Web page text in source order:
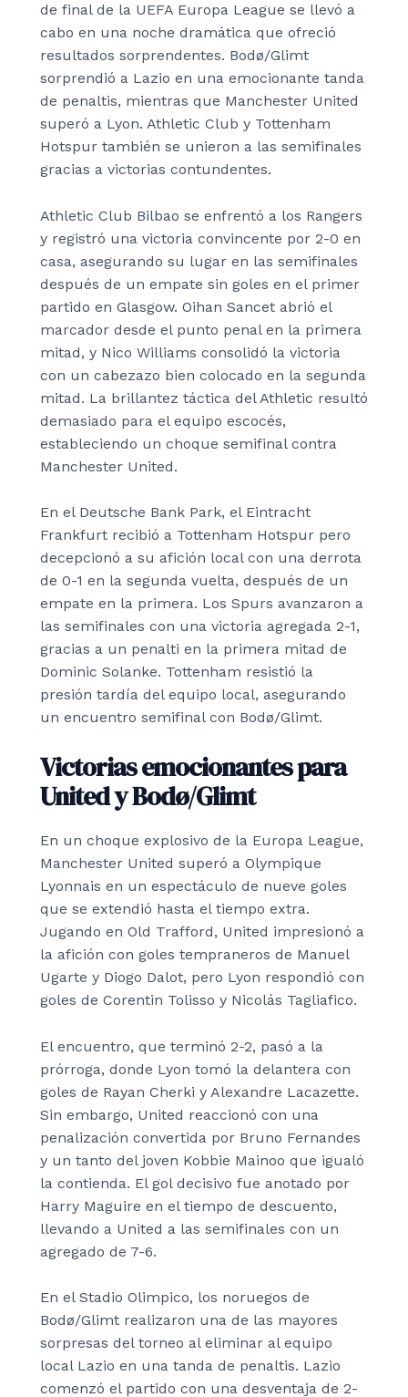
de final de la UEFA Europa League se llevó a
cabo en una noche dramática que ofreció
resultados sorprendentes. Bodø/Glimt
sorprendió a Lazio en una emocionante tanda
de penaltis, mientras que Manchester United
superó a Lyon. Athletic Club y Tottenham
Hotspur también se unieron a las semifinales
gracias a victorias contundentes.
Athletic Club Bilbao se enfrentó a los Rangers
y registró una victoria convincente por 2-0 en
casa, asegurando su lugar en las semifinales
después de un empate sin goles en el primer
partido en Glasgow. Oihan Sancet abrió el
marcador desde el punto penal en la primera
mitad, y Nico Williams consolidó la victoria
con un cabezazo bien colocado en la segunda
mitad. La brillantez táctica del Athletic resultó
demasiado para el equipo escocés,
estableciendo un choque semifinal contra
Manchester United.
En el Deutsche Bank Park, el Eintracht
Frankfurt recibió a Tottenham Hotspur pero
decepcionó a su afición local con una derrota
de 0-1 en la segunda vuelta, después de un
empate en la primera. Los Spurs avanzaron a
las semifinales con una victoria agregada 2-1,
gracias a un penalti en la primera mitad de
Dominic Solanke. Tottenham resistió la
presión tardía del equipo local, asegurando
un encuentro semifinal con Bodø/Glimt.
Victorias emocionantes para
United y Bodø/Glimt
En un choque explosivo de la Europa League,
Manchester United superó a Olympique
Lyonnais en un espectáculo de nueve goles
que se extendió hasta el tiempo extra.
Jugando en Old Trafford, United impresionó a
la afición con goles tempraneros de Manuel
Ugarte y Diogo Dalot, pero Lyon respondió con
goles de Corentin Tolisso y Nicolás Tagliafico.
El encuentro, que terminó 2-2, pasó a la
prórroga, donde Lyon tomó la delantera con
goles de Rayan Cherki y Alexandre Lacazette.
Sin embargo, United reaccionó con una
penalización convertida por Bruno Fernandes
y un tanto del joven Kobbie Mainoo que igualó
la contienda. El gol decisivo fue anotado por
Harry Maguire en el tiempo de descuento,
llevando a United a las semifinales con un
agregado de 7-6.
En el Stadio Olimpico, los noruegos de
Bodø/Glimt realizaron una de las mayores
sorpresas del torneo al eliminar al equipo
local Lazio en una tanda de penaltis. Lazio
comenzó el partido con una desventaja de 2-